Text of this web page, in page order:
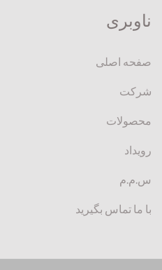
ناوبری
صفحه اصلی
شرکت
محصولات
رویداد
س.م.م
با ما تماس بگیرید